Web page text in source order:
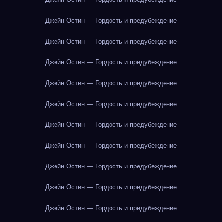
Джейн Остин — Гордость и предубеждение
Джейн Остин — Гордость и предубеждение
Джейн Остин — Гордость и предубеждение
Джейн Остин — Гордость и предубеждение
Джейн Остин — Гордость и предубеждение
Джейн Остин — Гордость и предубеждение
Джейн Остин — Гордость и предубеждение
Джейн Остин — Гордость и предубеждение
Джейн Остин — Гордость и предубеждение
Джейн Остин — Гордость и предубеждение